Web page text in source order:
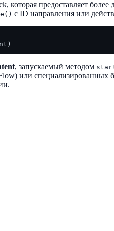
которая предоставляет
с ID направления или
, запускаемый методом
или специализированных